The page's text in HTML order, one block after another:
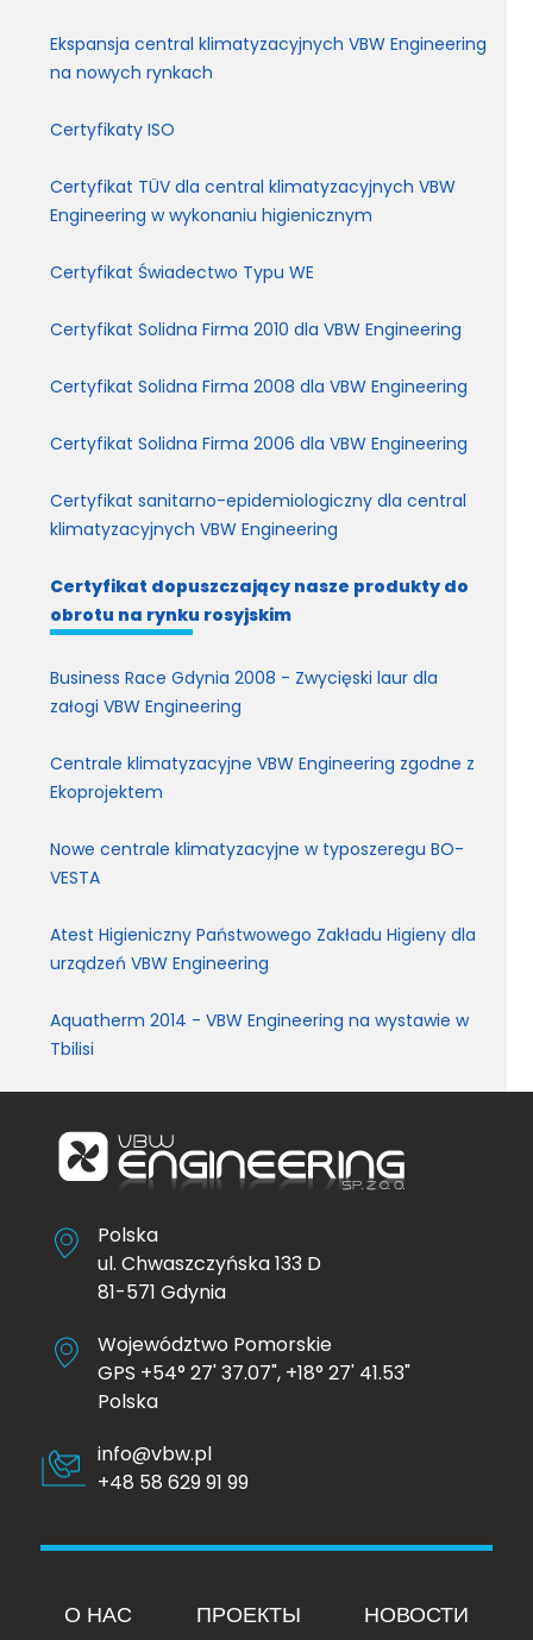
Ekspansja central klimatyzacyjnych VBW Engineering
na nowych rynkach
Certyfikaty ISO
Certyfikat TÜV dla central klimatyzacyjnych VBW
Engineering w wykonaniu higienicznym
Certyfikat Świadectwo Typu WE
Certyfikat Solidna Firma 2010 dla VBW Engineering
Certyfikat Solidna Firma 2008 dla VBW Engineering
Certyfikat Solidna Firma 2006 dla VBW Engineering
Certyfikat sanitarno-epidemiologiczny dla central
klimatyzacyjnych VBW Engineering
Certyfikat dopuszczający nasze produkty do
obrotu na rynku rosyjskim
Business Race Gdynia 2008 - Zwycięski laur dla
załogi VBW Engineering
Centrale klimatyzacyjne VBW Engineering zgodne z
Ekoprojektem
Nowe centrale klimatyzacyjne w typoszeregu BO-
VESTA
Atest Higieniczny Państwowego Zakładu Higieny dla
urządzeń VBW Engineering
Aquatherm 2014 - VBW Engineering na wystawie w
Tbilisi
Polska
ul. Chwaszczyńska 133 D
81-571 Gdynia
Województwo Pomorskie
GPS +54° 27' 37.07", +18° 27' 41.53"
Polska
info@vbw.pl
+48 58 629 91 99
О НАС ПРОЕКТЫ НОВОСТИ